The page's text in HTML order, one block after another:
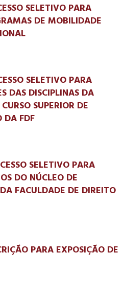
SELETIVO PARA
DE MOBILIDADE
SELETIVO PARA
DAS DISCIPLINAS DA
SUPERIOR DE
DA FDF
SELETIVO PARA
DO NÚCLEO DE
FACULDADE DE DIREITO
PARA EXPOSIÇÃO DE